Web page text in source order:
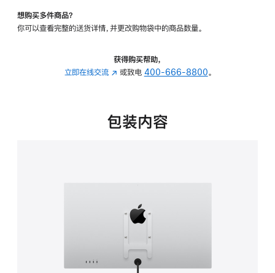
转
的
想购买多件商品？
你可以查看完整的送货详情，并更改购物袋中的商品数量。
获得购买帮助，
立即在线交流 (在
中
或致电 400-666-8800。
包装内容